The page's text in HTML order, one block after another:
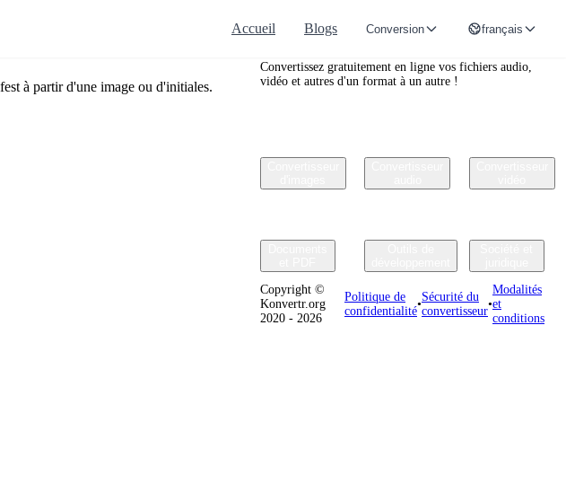
Accueil Blogs Conversion français
à partir d'une image ou d'initiales.
Convertr.org
Convertissez gratuitement en ligne vos fichiers audio,
vidéo et autres d'un format à un autre !
Copyright ©
Konvertr.org
2020 - 2026
Politique de
confidentialité
•
Sécurité du
convertisseur
•
Modalités
et
conditions